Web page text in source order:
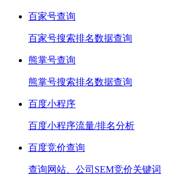
百家号查询
百家号搜索排名数据查询
熊掌号查询
熊掌号搜索排名数据查询
百度小程序
百度小程序流量/排名分析
百度竞价查询
查询网站、公司SEM竞价关键词